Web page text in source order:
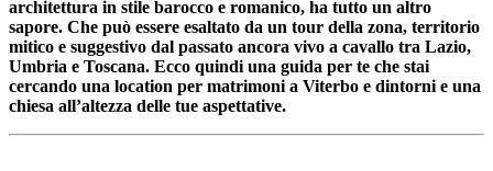
architettura in stile barocco e romanico, ha tutto un altro
sapore. Che può essere esaltato da un tour della zona, territorio
mitico e suggestivo dal passato ancora vivo a cavallo tra Lazio,
Umbria e Toscana. Ecco quindi una guida per te che stai
cercando una location per matrimoni a Viterbo e dintorni e una
chiesa all’altezza delle tue aspettative.